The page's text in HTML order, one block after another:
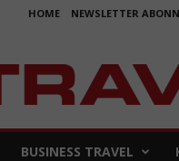
HOME NEWSLETTER
BUSINESS TRAVEL